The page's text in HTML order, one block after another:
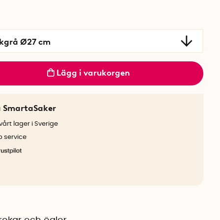
Ø27 cm
Lägg i varukorgen
lager i Sverige
service